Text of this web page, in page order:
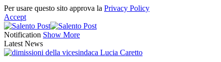
Per usare questo sito approva la Privacy Policy
Accept
Notification Show More
Latest News